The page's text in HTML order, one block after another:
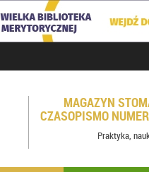
MAGAZYN
CZASOPISMO
Praktyka,